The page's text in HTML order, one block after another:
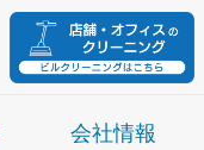
会社情報